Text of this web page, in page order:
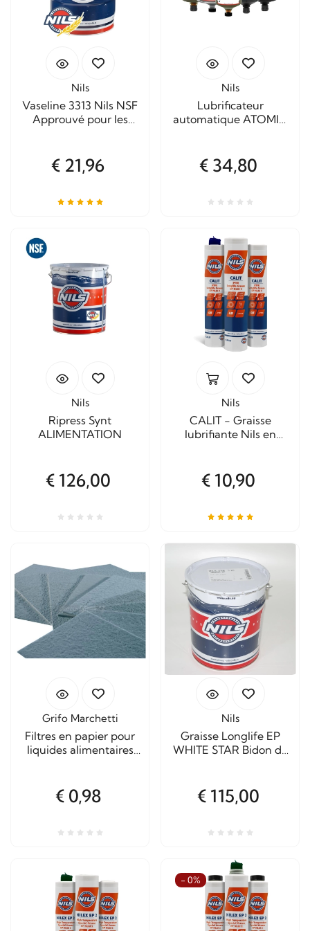
Nils
Vaseline 3313 Nils NSF
Approuvé pour les
€ 21,96
Nils
Lubrificateur
automatique ATOMIC
€ 34,80
Nils
Ripress Synt
ALIMENTATION
€ 126,00
Nils
CALIT - Graisse
lubrifiante Nils en
€ 10,90
Grifo Marchetti
Filtres en papier pour
liquides alimentaires
€ 0,98
Nils
Graisse Longlife EP
WHITE STAR Bidon de
€ 115,00
- 0%